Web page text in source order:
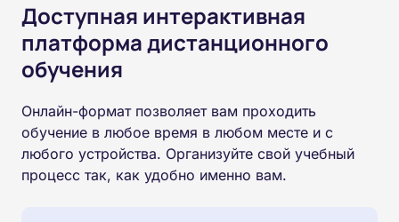
Доступная интерактивная
платформа дистанционного
обучения
Онлайн-формат позволяет вам проходить
обучение в любое время в любом месте и с
любого устройства. Организуйте свой учебный
процесс так, как удобно именно вам.